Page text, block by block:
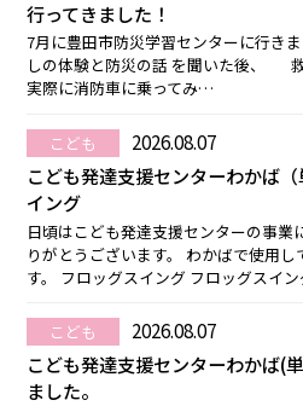
行ってきました！
7月に豊田市防災学習センターに行き
しの体験と防災の話 を聞いた後、 救
実際に消防車に乗ってみ…
こども
2026.08.07
こども発達支援センターわかば
イング
日頃はこども発達支援センターの事業
りがとうございます。 わかばで使用
す。 フロッグスイング フロッグスイ
こども
2026.08.07
こども発達支援センターわかば
ました。